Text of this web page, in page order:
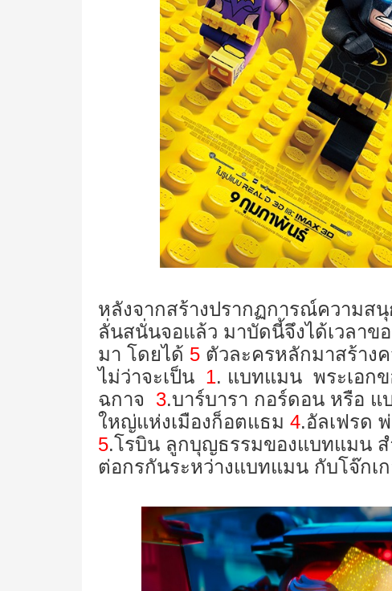
หลังจากสร้างปรากฏการณ์ความสนุ
ลั่นสนั่นจอแล้ว มาบัดนี้จึงได้เวลาขอ
มา โดยได้ 5 ตัวละครหลักมาสร้าง
ไม่ว่าจะเป็น 1. แบทแมน พระเอกข
ฉกาจ
3.บาร์บารา กอร์ดอน หรือ แ
ใหญ่แห่งเมืองก็อตแธม 4.อัลเฟรด
5.โรบิน ลูกบุญธรรมของแบทแมน ส
ต่อกรกันระหว่างแบทแมน กับโจ๊กเ